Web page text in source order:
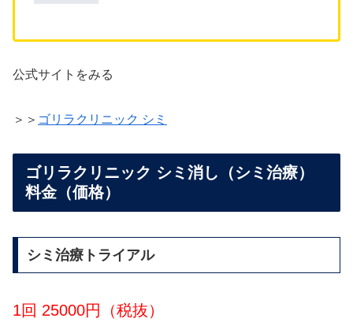
公式サイトをみる
＞＞ ゴリラクリニック シミ
ゴリラクリニック シミ消し（シミ治療）
料金（価格）
シミ治療トライアル
1回 25000円（税抜）